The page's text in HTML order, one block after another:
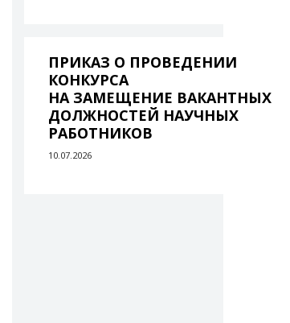
ПРИКАЗ О ПРОВЕДЕНИИ
КОНКУРСА
НА ЗАМЕЩЕНИЕ ВАКАНТНЫХ
ДОЛЖНОСТЕЙ НАУЧНЫХ
РАБОТНИКОВ
10.07.2026